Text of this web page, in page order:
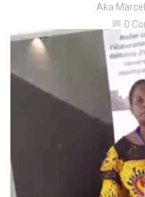
Aka
chat_bubble 0